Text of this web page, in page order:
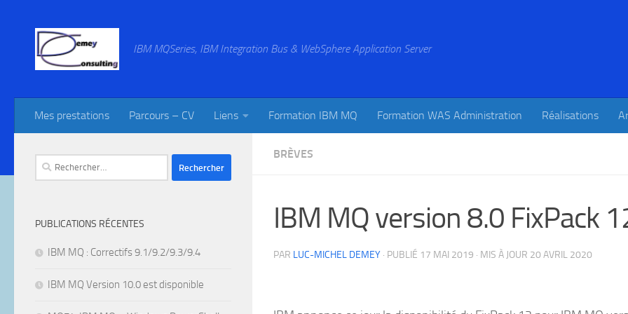
IBM MQSeries, IBM Integration Bus & WebSphere Application Server
Mes prestations Parcours – CV Liens Formation IBM MQ Formation WAS Administration Réalisations
BRÈVES
IBM MQ version 8.0 FixPack
PAR LUC-MICHEL DEMEY · PUBLIÉ 17 MAI 2019 · MIS À JOUR 20 AVRIL 2020
Rechercher :
PUBLICATIONS RÉCENTES
IBM MQ : Correctifs 9.1/9.2/9.3/9.4
IBM MQ Version 10.0 est disponible